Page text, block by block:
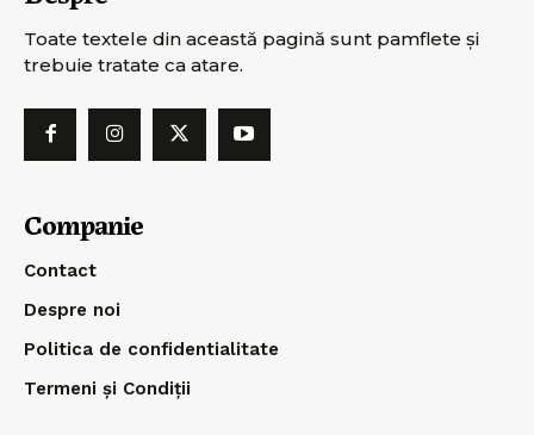
Toate textele din această pagină sunt pamflete şi
trebuie tratate ca atare.
Companie
Contact
Despre noi
Politica de confidentialitate
Termeni și Condiții